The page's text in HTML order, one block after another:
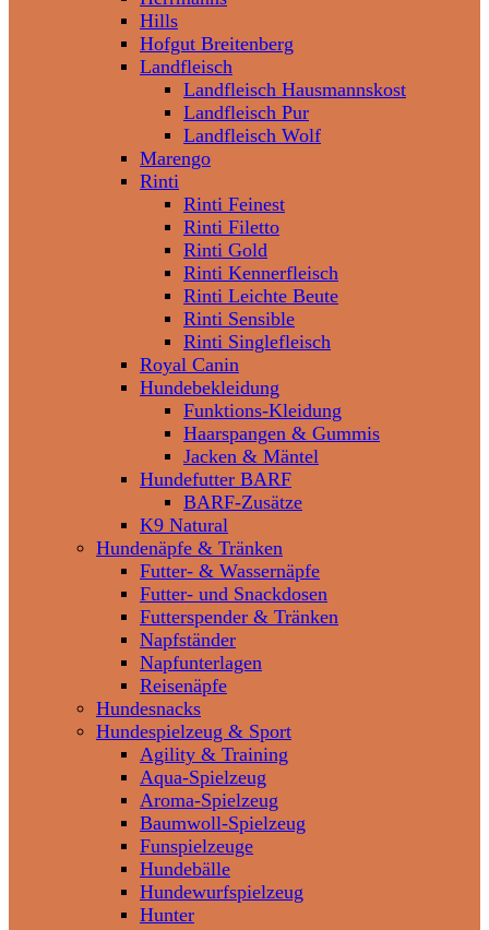
Hills
Hofgut Breitenberg
Landfleisch
Landfleisch Hausmannskost
Landfleisch Pur
Landfleisch Wolf
Marengo
Rinti
Rinti Feinest
Rinti Filetto
Rinti Gold
Rinti Kennerfleisch
Rinti Leichte Beute
Rinti Sensible
Rinti Singlefleisch
Royal Canin
Hundebekleidung
Funktions-Kleidung
Haarspangen & Gummis
Jacken & Mäntel
Hundefutter BARF
BARF-Zusätze
K9 Natural
Hundenäpfe & Tränken
Futter- & Wassernäpfe
Futter- und Snackdosen
Futterspender & Tränken
Napfständer
Napfunterlagen
Reisenäpfe
Hundesnacks
Hundespielzeug & Sport
Agility & Training
Aqua-Spielzeug
Aroma-Spielzeug
Baumwoll-Spielzeug
Funspielzeuge
Hundebälle
Hundewurfspielzeug
Hunter